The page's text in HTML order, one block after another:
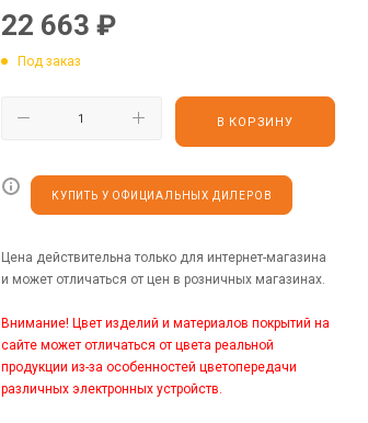
22 663 ₽
Под заказ
В КОРЗИНУ
КУПИТЬ У ОФИЦИАЛЬНЫХ ДИЛЕРОВ
Цена действительна только для интернет-магазина
и может отличаться от цен в розничных магазинах.
Внимание! Цвет изделий и материалов покрытий на
сайте может отличаться от цвета реальной
продукции из-за особенностей цветопередачи
различных электронных устройств.